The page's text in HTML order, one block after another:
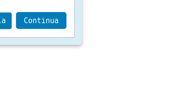
Continua